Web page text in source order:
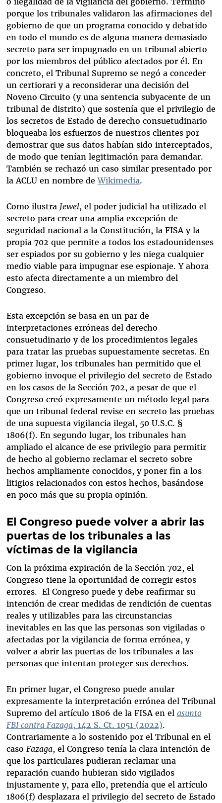
porque los tribunales validaron las afirmaciones del
gobierno de que un programa conocido y debatido
en todo el mundo es de alguna manera demasiado
secreto para ser impugnado en un tribunal abierto
por los miembros del público afectados por él. En
concreto, el Tribunal Supremo se negó a conceder
un certiorari y a reconsiderar una decisión del
Noveno Circuito (y una sentencia subyacente de un
tribunal de distrito) que sostenía que el privilegio de
los secretos de Estado de derecho consuetudinario
bloqueaba los esfuerzos de nuestros clientes por
demostrar que sus datos habían sido interceptados,
de modo que tenían legitimación para demandar.
También se rechazó un caso similar presentado por
la ACLU en nombre deWikimedia.
Como ilustra Jewel, el poder judicial ha utilizado el
secreto para crear una amplia excepción de
seguridad nacional a la Constitución, la FISA y la
propia 702 que permite a todos los estadounidenses
ser espiados por su gobierno y les niega cualquier
medio viable para impugnar ese espionaje. Y ahora
esto afecta directamente a un miembro del
Congreso.
Esta excepción se basa en un par de
interpretaciones erróneas del derecho
consuetudinario y de los procedimientos legales
para tratar las pruebas supuestamente secretas. En
primer lugar, los tribunales han permitido que el
gobierno invoque el privilegio del secreto de Estado
en los casos de la Sección 702, a pesar de que el
Congreso creó expresamente un método legal para
que un tribunal federal revise en secreto las pruebas
de una supuesta vigilancia ilegal, 50 U.S.C. §
1806(f). En segundo lugar, los tribunales han
ampliado el alcance de ese privilegio para permitir
de hecho al gobierno reclamar el secreto sobre
hechos ampliamente conocidos, y poner fin a los
litigios relacionados con estos hechos, basándose
en poco más que su propia opinión.
El Congreso puede volver a abrir las
puertas de los tribunales a las
víctimas de la vigilancia
Con la próxima expiración de la Sección 702, el
Congreso tiene la oportunidad de corregir estos
errores. El Congreso puede y debe reafirmar su
intención de crear medidas de rendición de cuentas
reales y utilizables para las circunstancias
inevitables en las que las personas son vigiladas o
afectadas por la vigilancia de forma errónea, y
volver a abrir las puertas de los tribunales a las
personas que intentan proteger sus derechos.
En primer lugar, el Congreso puede anular
expresamente la interpretación errónea del Tribunal
Supremo del artículo 1806 de la FISA en el asunto
FBI contra Fazaga, 142 S. Ct. 1051 (2022).
Contrariamente a lo sostenido por el Tribunal en el
caso Fazaga, el Congreso tenía la clara intención de
que los particulares pudieran reclamar una
reparación cuando hubieran sido vigilados
injustamente y, para ello, pretendía que el artículo
1806(f) desplazara el privilegio del secreto de Estado